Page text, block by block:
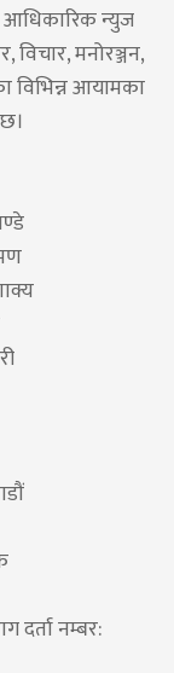
आधिकारिक न्युज
विचार, मनोरञ्जन,
विभिन्न आयामका
दर्ता नम्बर: